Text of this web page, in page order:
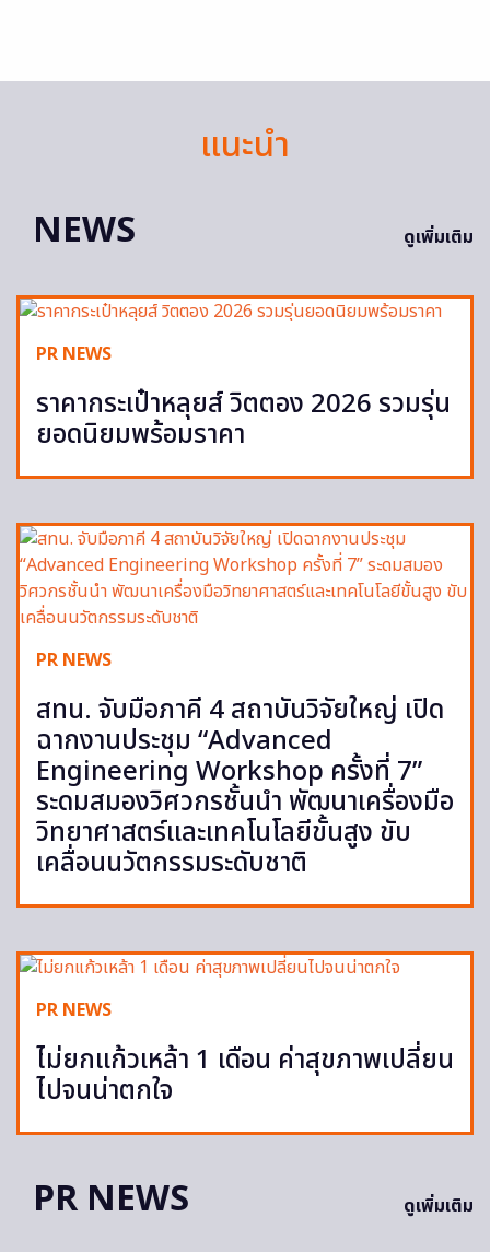
แนะนำ
NEWS
ดูเพิ่มเติม
PR NEWS
ราคากระเป๋าหลุยส์ วิตตอง 2026 รวมรุ่น
ยอดนิยมพร้อมราคา
PR NEWS
สทน. จับมือภาคี 4 สถาบันวิจัยใหญ่ เปิด
ฉากงานประชุม “Advanced
Engineering Workshop ครั้งที่ 7”
ระดมสมองวิศวกรชั้นนำ พัฒนาเครื่องมือ
วิทยาศาสตร์และเทคโนโลยีขั้นสูง ขับ
เคลื่อนนวัตกรรมระดับชาติ
PR NEWS
ไม่ยกแก้วเหล้า 1 เดือน ค่าสุขภาพเปลี่ยน
ไปจนน่าตกใจ
PR NEWS ดูเพิ่มเติม